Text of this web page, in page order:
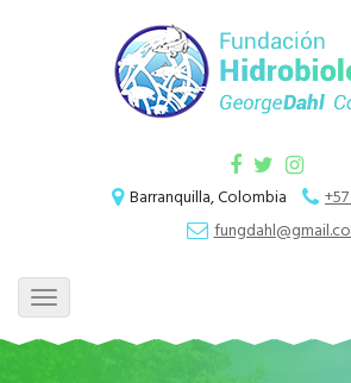
Barranquilla, Colombia
Toggle
navigation